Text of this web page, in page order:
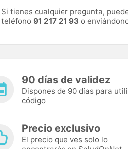
Si tienes cualquier pregunta,
teléfono 91 217 21 93 o
90 días de validez
Dispones de 90 días para
código
Precio exclusivo
El precio que ves solo lo